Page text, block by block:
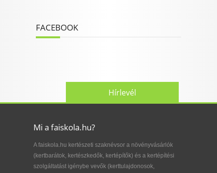
FACEBOOK
Hírlevél
Mi a faiskola.hu?
A faiskola.hu kertészeti szaknévsor a növényvásárlók
(kertbarátok, kertészkedők, kertépítők) és a kertépítési
szolgáltatást igénybe vevők (kerttulajdonosok,